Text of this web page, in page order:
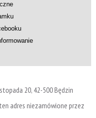
20, 42-500 Będzin
adres niezamówione przez